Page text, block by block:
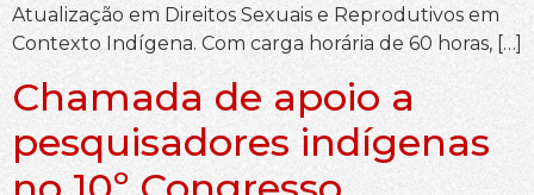
Atualização em Direitos Sexuais e Reprodutivos em
Contexto Indígena. Com carga horária de 60 horas, […]
Chamada de apoio a
pesquisadores indígenas